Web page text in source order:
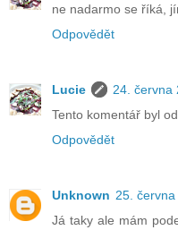
ne nadarmo se říká,
Odpovědět
Lucie
24. června
Tento komentář byl
Odpovědět
Unknown 25.
Já taky ale mám